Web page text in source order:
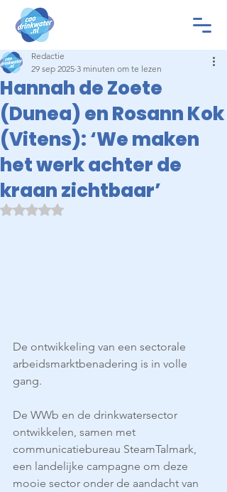
Hannah de Zoete
(Dunea) en Rosann Kok
(Vitens): ‘We maken
het werk achter de
kraan zichtbaar’
Redactie
29 sep 2025 3 minuten om te lezen
Beoordeeld met NaN uit 5 sterren.
De ontwikkeling van een sectorale
arbeidsmarktbenadering is in volle
gang.
De WWb en de drinkwatersector
ontwikkelen, samen met
communicatiebureau SteamTalmark,
een landelijke campagne om deze
mooie sector onder de aandacht van